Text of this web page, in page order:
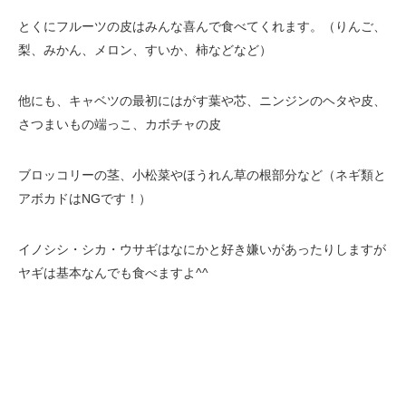
とくにフルーツの皮はみんな喜んで食べてくれます。（りんご、
梨、みかん、メロン、すいか、柿などなど）
他にも、キャベツの最初にはがす葉や芯、ニンジンのヘタや皮、
さつまいもの端っこ、カボチャの皮
ブロッコリーの茎、小松菜やほうれん草の根部分など（ネギ類と
アボカドはNGです！）
イノシシ・シカ・ウサギはなにかと好き嫌いがあったりしますが
ヤギは基本なんでも食べますよ^^